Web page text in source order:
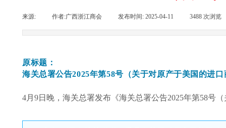
来源: 作者:广西浙江商会 发布时间: 2025-04-11 3488 次浏览
原标题：
海关总署公告2025年第58号（关于对原产于美国的进
4月9日晚，海关总署发布《海关总署公告2025年第58号